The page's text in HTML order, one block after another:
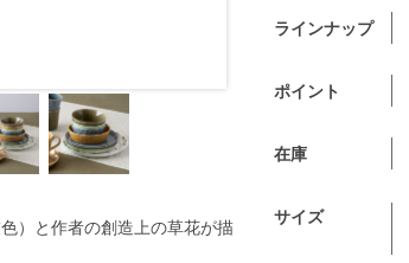
）と作者の創造上の草花が描
ラインナップ
ポイント
在庫
サイズ